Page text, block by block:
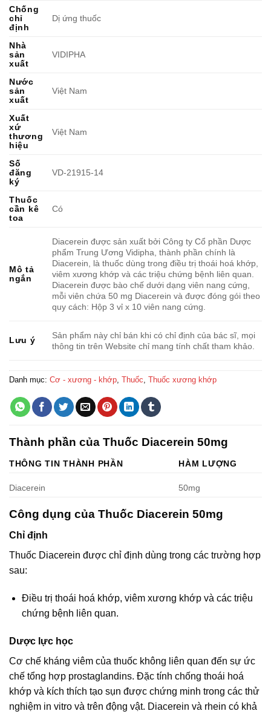
Chống
chỉ
định
Dị ứng thuốc
Nhà
sản
xuất
VIDIPHA
Nước
sản
xuất
Việt Nam
Xuất
xứ
thương
hiệu
Việt Nam
Số
đăng
ký
VD-21915-14
Thuốc
cần kê
toa
Có
Mô tả
ngắn
Diacerein được sản xuất bởi Công ty Cổ phần Dược
phẩm Trung Ương Vidipha, thành phần chính là
Diacerein, là thuốc dùng trong điều trị thoái hoá khớp,
viêm xương khớp và các triệu chứng bệnh liên quan.
Diacerein được bào chế dưới dạng viên nang cứng,
mỗi viên chứa 50 mg Diacerein và được đóng gói theo
quy cách: Hộp 3 vỉ x 10 viên nang cứng.
Lưu ý
Sản phẩm này chỉ bán khi có chỉ định của bác sĩ, mọi
thông tin trên Website chỉ mang tính chất tham khảo.
Danh mục: Cơ - xương - khớp Thuốc Thuốc xương khớp
Thành phần của Thuốc Diacerein 50mg
THÔNG TIN THÀNH PHẦN HÀM LƯỢNG
Diacerein 50mg
Công dụng của Thuốc Diacerein 50mg
Chỉ định
Thuốc Diacerein được chỉ định dùng trong các trường hợp
sau:
Điều trị thoái hoá khớp, viêm xương khớp và các triệu
chứng bệnh liên quan.
Dược lực học
Cơ chế kháng viêm của thuốc không liên quan đến sự ức
chế tổng hợp prostaglandins. Đặc tính chống thoái hoá
khớp và kích thích tạo sụn được chứng minh trong các thử
nghiệm in vitro và trên động vật. Diacerein và rhein có khả